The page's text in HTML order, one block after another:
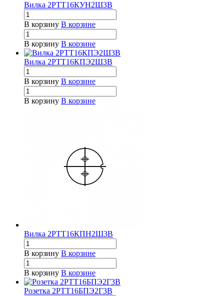
Вилка 2РТТ16КУН2Ш3В
В корзину В корзине
В корзину В корзине
Вилка 2РТТ16КПЭ2Ш3В
В корзину В корзине
В корзину В корзине
Вилка 2РТТ16КПН2Ш3В
В корзину В корзине
В корзину В корзине
Розетка 2РТТ16БПЭ2Г3В